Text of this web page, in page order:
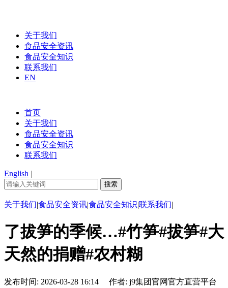
关于我们
食品安全资讯
食品安全知识
联系我们
EN
首页
关于我们
食品安全资讯
食品安全知识
联系我们
English |
关于我们|食品安全资讯|食品安全知识|联系我们|
了拔笋的季候…#竹笋#拔笋#大
天然的捐赠#农村糊
发布时间: 2026-03-28 16:14 作者: j9集团官网官方直营平台